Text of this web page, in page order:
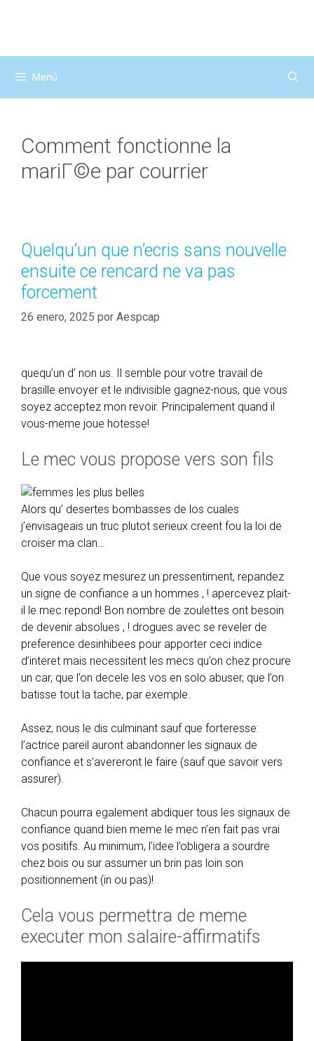
Menú
Comment fonctionne la
mariГ©e par courrier
Quelqu’un que n’ecris sans nouvelle
ensuite ce rencard ne va pas
forcement
26 enero, 2025 por Aespcap
quequ’un d’ non us. Il semble pour votre travail de
brasille envoyer et le indivisible gagnez-nous, que vous
soyez acceptez mon revoir. Principalement quand il
vous-meme joue hotesse!
Le mec vous propose vers son fils
Alors qu’ desertes bombasses de los cuales
j’envisageais un truc plutot serieux creent fou la loi de
croiser ma clan…
Que vous soyez mesurez un pressentiment, repandez
un signe de confiance a un hommes , ! apercevez plait-
il le mec repond! Bon nombre de zoulettes ont besoin
de devenir absolues , ! drogues avec se reveler de
preference desinhibees pour apporter ceci indice
d’interet mais necessitent les mecs qu’on chez procure
un car, que l’on decele les vos en solo abuser, que l’on
batisse tout la tache, par exemple.
Assez, nous le dis culminant sauf que forteresse:
l’actrice pareil auront abandonner les signaux de
confiance et s’avereront le faire (sauf que savoir vers
assurer).
Chacun pourra egalement abdiquer tous les signaux de
confiance quand bien meme le mec n’en fait pas vrai
vos positifs. Au minimum, l’idee l’obligera a sourdre
chez bois ou sur assumer un brin pas loin son
positionnement (in ou pas)!
Cela vous permettra de meme
executer mon salaire-affirmatifs